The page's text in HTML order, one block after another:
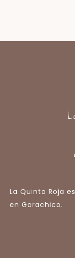
La Quinta Roja
en Garachico.